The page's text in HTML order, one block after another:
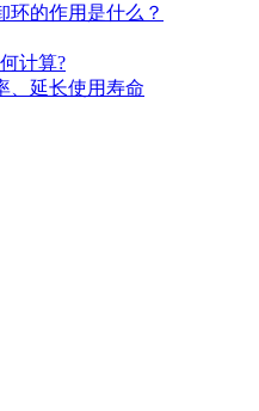
环的作用是什么？
计算?
、延长使用寿命